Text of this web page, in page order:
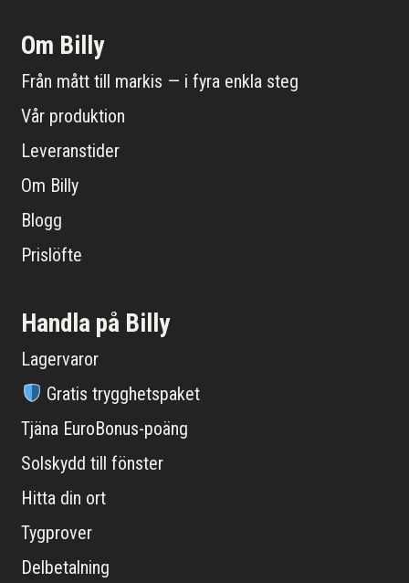
Om Billy
Från mått till markis — i fyra enkla steg
Vår produktion
Leveranstider
Om Billy
Blogg
Prislöfte
Handla på Billy
Lagervaror
Gratis trygghetspaket
Tjäna EuroBonus-poäng
Solskydd till fönster
Hitta din ort
Tygprover
Delbetalning